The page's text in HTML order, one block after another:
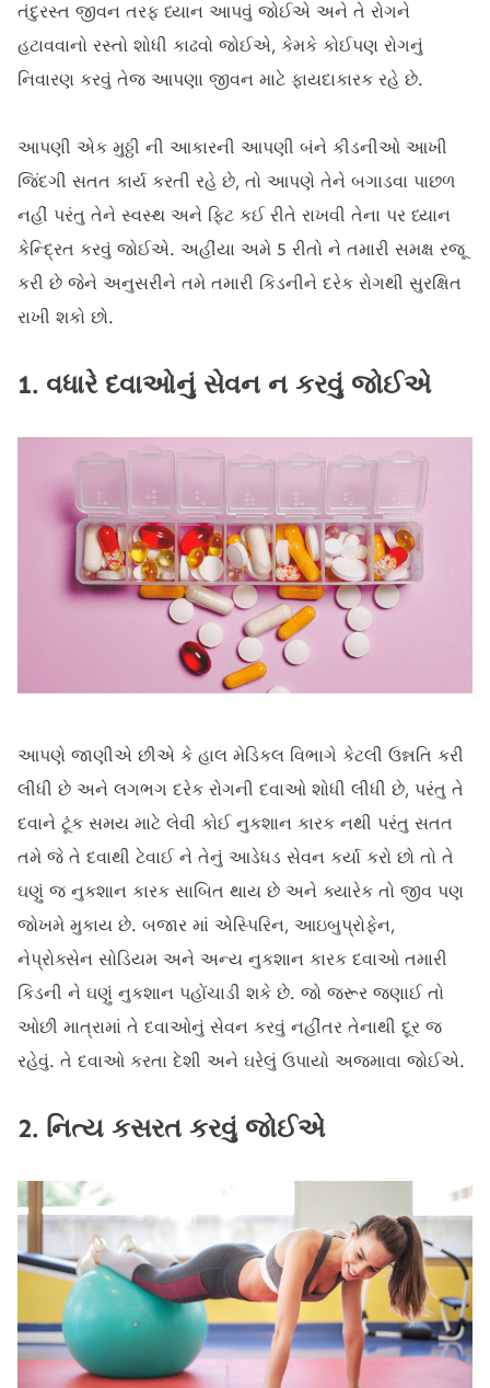
તંદુરસ્ત જીવન તરફ ધ્યાન આપવું જોઈએ અને તે રોગને
હટાવવાનો રસ્તો શોધી કાઢવો જોઈએ, કેમકે કોઈપણ રોગનું
નિવારણ કરવું તેજ આપણા જીવન માટે ફાયદાકારક રહે છે.
આપણી એક મુઠ્ઠી ની આકારની આપણી બંને કીડનીઓ આખી
જિંદગી સતત કાર્ય કરતી રહે છે, તો આપણે તેને બગાડવા પાછળ
નહીં પરંતુ તેને સ્વસ્થ અને ફિટ કઈ રીતે રાખવી તેના પર ધ્યાન
કેન્દ્રિત કરવું જોઈએ. અહીંયા અમે 5 રીતો ને તમારી સમક્ષ રજૂ
કરી છે જેને અનુસરીને તમે તમારી કિડનીને દરેક રોગથી સુરક્ષિત
રાખી શકો છો.
1. વધારે દવાઓનું સેવન ન કરવું જોઈએ
આપણે જાણીએ છીએ કે હાલ મેડિકલ વિભાગે કેટલી ઉન્નતિ કરી
લીધી છે અને લગભગ દરેક રોગની દવાઓ શોધી લીધી છે, પરંતુ તે
દવાને ટૂંક સમય માટે લેવી કોઈ નુકશાન કારક નથી પરંતુ સતત
તમે જે તે દવાથી ટેવાઈ ને તેનું આડેધડ સેવન કર્યા કરો છો તો તે
ઘણું જ નુકશાન કારક સાબિત થાય છે અને ક્યારેક તો જીવ પણ
જોખમે મુકાય છે. બજાર માં એસ્પિરિન, આઇબુપ્રોફેન,
નેપ્રોક્સેન સોડિયમ અને અન્ય નુકશાન કારક દવાઓ તમારી
કિડની ને ઘણું નુકશાન પહોંચાડી શકે છે. જો જરૂર જણાઈ તો
ઓછી માત્રામાં તે દવાઓનું સેવન કરવું નહીંતર તેનાથી દૂર જ
રહેવું. તે દવાઓ કરતા દેશી અને ઘરેલું ઉપાયો અજમાવા જોઈએ.
2. નિત્ય કસરત કરવું જોઈએ